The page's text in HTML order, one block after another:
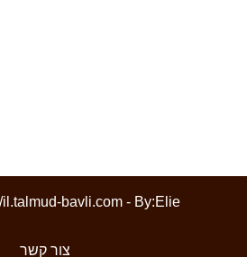
bavli.com - By:Elie
צור קשר